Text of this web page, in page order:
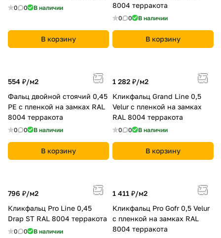
0 0 В наличии
В корзину
8004 терракота
0 0 В наличии
В корзину
554 ₽/м2
Фальц двойной стоячий 0,45
PE с пленкой на замках RAL
8004 терракота
0 0 В наличии
В корзину
1 282 ₽/м2
Кликфальц Grand Line 0,5
Velur с пленкой на замках
RAL 8004 терракота
0 0 В наличии
В корзину
796 ₽/м2
Кликфальц Pro Line 0,45
Drap ST RAL 8004 терракота
0 0 В наличии
1 411 ₽/м2
Кликфальц Pro Gofr 0,5 Velur
с пленкой на замках RAL
8004 терракота